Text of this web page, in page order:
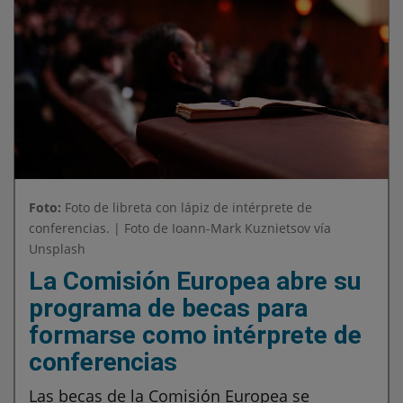
Foto: Foto de libreta con lápiz de intérprete de
conferencias. | Foto de Ioann-Mark Kuznietsov vía
Unsplash
La Comisión Europea abre su
programa de becas para
formarse como intérprete de
conferencias
Las becas de la Comisión Europea se